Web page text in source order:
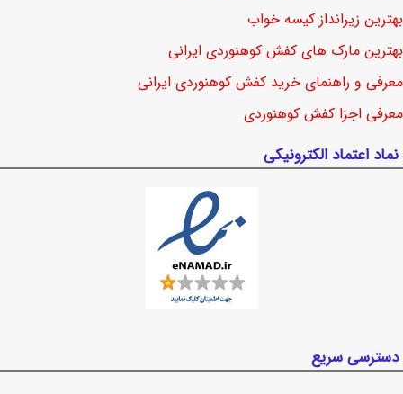
بهترین زیرانداز کیسه خواب
بهترین مارک های کفش کوهنوردی ایرانی
معرفی و راهنمای خرید کفش کوهنوردی ایرانی
معرفی اجزا کفش کوهنوردی
نماد اعتماد الکترونیکی
دسترسی سریع